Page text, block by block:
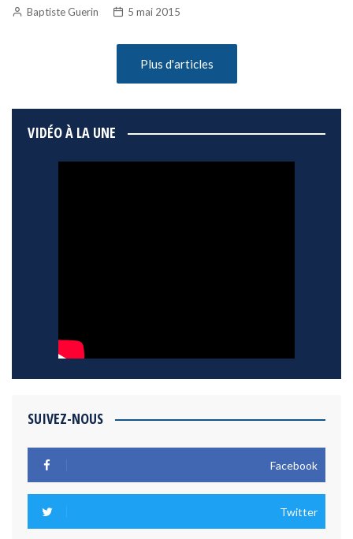
Baptiste Guerin 5 mai 2015
Plus d'articles
VIDÉO À LA UNE
SUIVEZ-NOUS
Facebook
Twitter